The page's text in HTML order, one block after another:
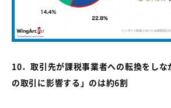
10．取引先が課税事業者への転換をし
の取引に影響する」のは約6割